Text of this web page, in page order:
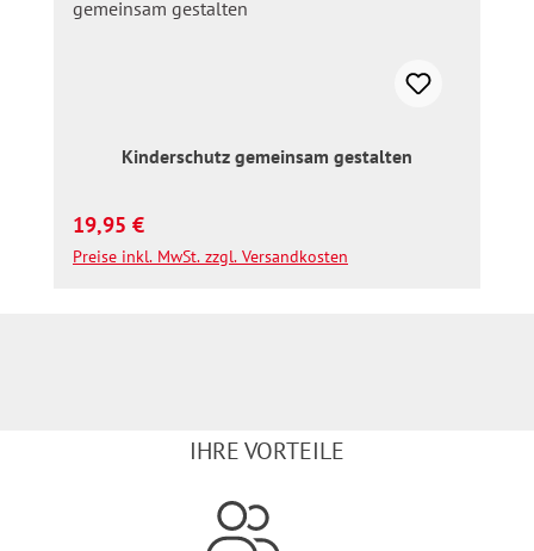
Kinderschutz gemeinsam gestalten
Regulärer Preis:
19,95 €
Preise inkl. MwSt. zzgl. Versandkosten
IHRE VORTEILE